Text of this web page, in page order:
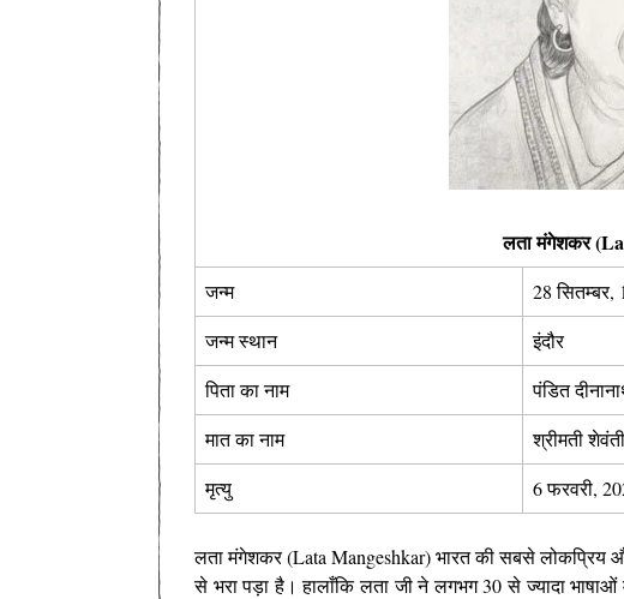
लता मंगेशकर
जन्म
28 सितम्बर,
जन्म स्थान
इंदौर
पिता का नाम
पंडित
मात का नाम
श्रीमती शेवंती
मृत्यु
6 फरवरी,
लता मंगेशकर (Lata Mangeshkar) भारत की सबसे लोकप्रिय
से भरा पड़ा है। हालाँकि लता जी ने लगभग 30 से ज्यादा